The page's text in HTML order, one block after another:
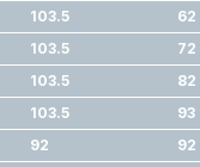
103.5
62
103.5
72
103.5
103.5
93
92